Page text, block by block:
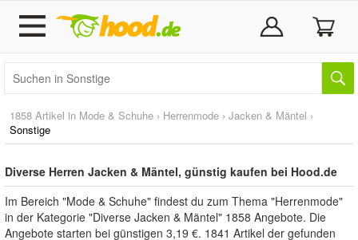
1858 Artikel in Mode & Schuhe › Herrenmode › Jacken & Mäntel ›
Sonstige
Diverse Herren Jacken & Mäntel, günstig kaufen bei Hood.de
Im Bereich "Mode & Schuhe" findest du zum Thema "Herrenmode"
in der Kategorie "Diverse Jacken & Mäntel" 1858 Angebote. Die
Angebote starten bei günstigen 3,19 €. 1841 Artikel der gefunden